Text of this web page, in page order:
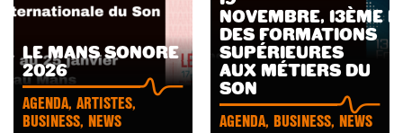
L'ARTICLE
LIRE
L'ARTICLE
LE MANS SONORE
2026
AGENDA, ARTISTES,
BUSINESS, NEWS
NOVEMBRE, 13ÈME
DES FORMATIONS
SUPÉRIEURES
AUX MÉTIERS DU
SON
AGENDA, BUSINESS, NEWS